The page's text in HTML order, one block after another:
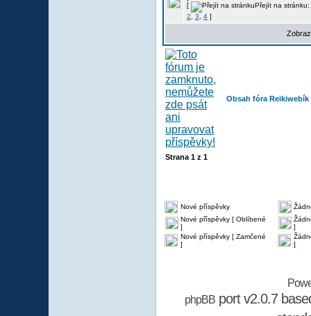
[
Přejít na stránku:
2
3 4 ]
Obsah fóra Reikiwebík
Strana 1 z 1
Nové příspěvky
Nové příspěvky [ Oblíbené
]
]
Nové příspěvky [ Zamčené
]
]
phpBBport v2.0.7